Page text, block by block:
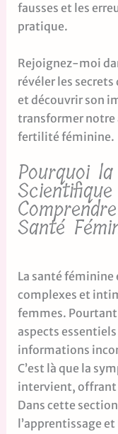
fausses et les
pratique.
Rejoignez-moi
révéler les
et découvrir son
transformer notre
fertilité féminine.
Pourquoi
Santé
La santé
complexes et
femmes.
aspects
informations
C’est là que la
intervient, offrant
Dans cette
l’apprentissage